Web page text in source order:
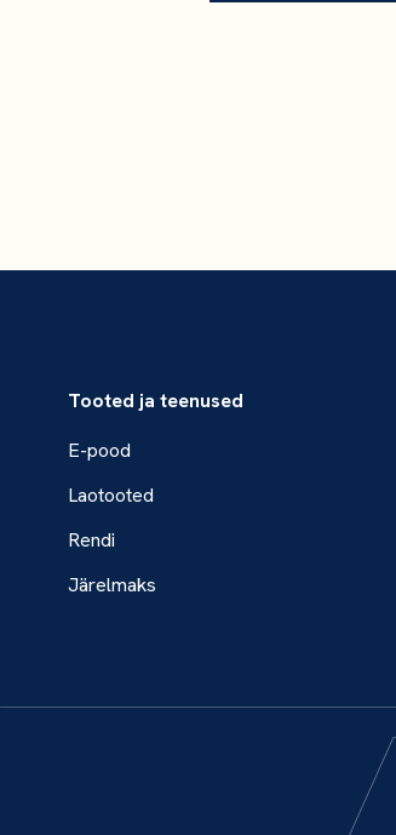
Tooted ja teenused
E-pood
Laotooted
Rendi
Järelmaks